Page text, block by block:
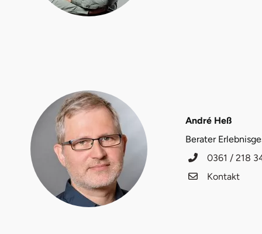
André Heß
Berater
0361 / 218
Kontakt
Heidelberg
Heidenheim
Heilbronn